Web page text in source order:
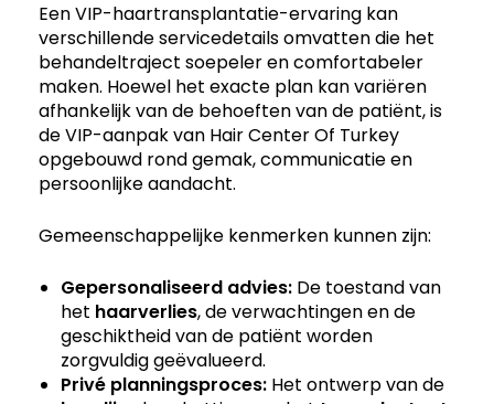
Een VIP-haartransplantatie-ervaring kan
verschillende servicedetails omvatten die het
behandeltraject soepeler en comfortabeler
maken. Hoewel het exacte plan kan variëren
afhankelijk van de behoeften van de patiënt, is
de VIP-aanpak van Hair Center Of Turkey
opgebouwd rond gemak, communicatie en
persoonlijke aandacht.
Gemeenschappelijke kenmerken kunnen zijn:
Gepersonaliseerd advies: De toestand van
het haarverlies, de verwachtingen en de
geschiktheid van de patiënt worden
zorgvuldig geëvalueerd.
Privé planningsproces: Het ontwerp van de